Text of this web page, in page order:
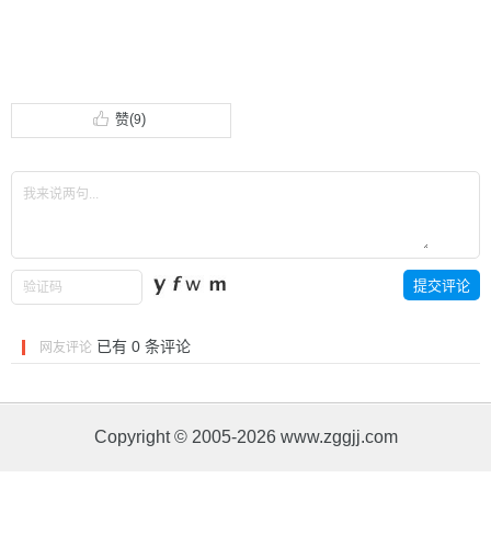
赞(9)
网友评论 已有 0 条评论
Copyright © 2005-2026 www.zggjj.com